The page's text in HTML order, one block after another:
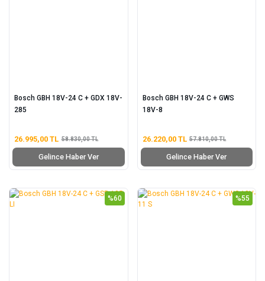
Bosch GBH 18V-24 C + GDX 18V-
285
26.995,00 TL 58.830,00 TL
Gelince Haber Ver
Bosch GBH 18V-24 C + GWS
18V-8
26.220,00 TL 57.810,00 TL
Gelince Haber Ver
%60 %55